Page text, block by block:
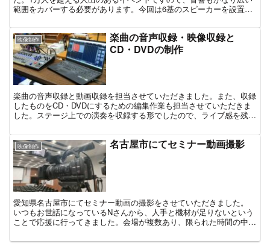
範囲をカバーする必要があります。今回は6基のスピーカーを設置し
映像制作
楽曲の音声収録・映像収録と
CD・DVDの制作
楽曲の音声収録と動画収録を担当させていただきました。また、収録
したものをCD・DVDにするための編集作業も担当させていただきま
した。ステージ上での演奏を収録する形でしたので、ライブ感を残し
映像制作 名古屋市にてセミナー動画撮影
愛知県名古屋市にてセミナー動画の撮影をさせていただきました。
いつもお世話になっているNさんから、人手と機材が足りないという
ことで応援に行ってきました。会場が複数あり、限られた時間の中で